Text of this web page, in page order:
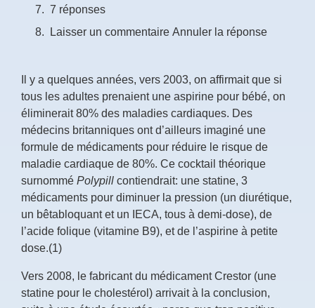
7 réponses
Laisser un commentaire Annuler la réponse
Il y a quelques années, vers 2003, on affirmait que si
tous les adultes prenaient une aspirine pour bébé, on
éliminerait 80% des maladies cardiaques. Des
médecins britanniques ont d’ailleurs imaginé une
formule de médicaments pour réduire le risque de
maladie cardiaque de 80%. Ce cocktail théorique
surnomméPolypillcontiendrait: une statine, 3
médicaments pour diminuer la pression (un diurétique,
un bêtabloquant et un IECA, tous à demi-dose), de
l’acide folique (vitamine B9), et de l’aspirine à petite
dose.(1)
Vers 2008, le fabricant du médicament Crestor (une
statine pour le cholestérol) arrivait à la conclusion,